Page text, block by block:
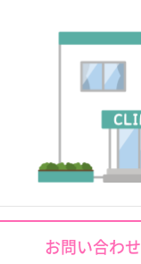
お問い合わせ